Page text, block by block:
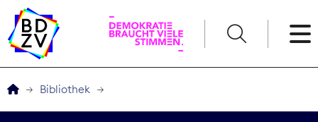
Bibliothek